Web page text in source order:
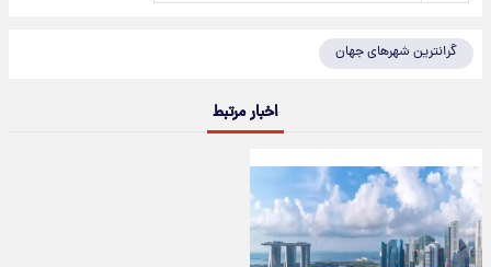
گرانترین شهرهای جهان
اخبار مرتبط